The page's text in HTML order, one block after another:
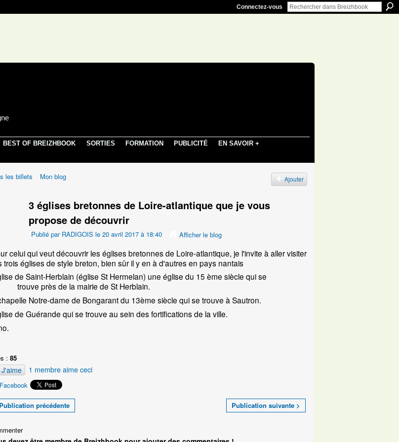
Connectez-vous
BEST OF BREIZHBOOK SORTIES FORMATION PUBLICITÉ
EN SAVOIR +
les billets Mon blog Ajouter
3 églises bretonnes de Loire-atlantique que je vous
propose de découvrir
Publié par RADIGOIS le 20 avril 2017 à 18:40 Afficher le blog
celui qui veut découvrir les églises bretonnes de Loire-atlantique, je l'invite à aller visiter
trois églises de style breton, bien sûr il y en à d'autres en pays nantais
de Saint-Herblain (église St Hermelan) une église du 15 ème siècle qui se
près de la mairie de St Herblain.
Notre-dame de Bongarant du 13ème siècle qui se trouve à Sautron.
de Guérande qui se trouve au sein des fortifications de la ville.
: 85
J'aime 1 membre aime ceci
Facebook
précédente Publication suivante >